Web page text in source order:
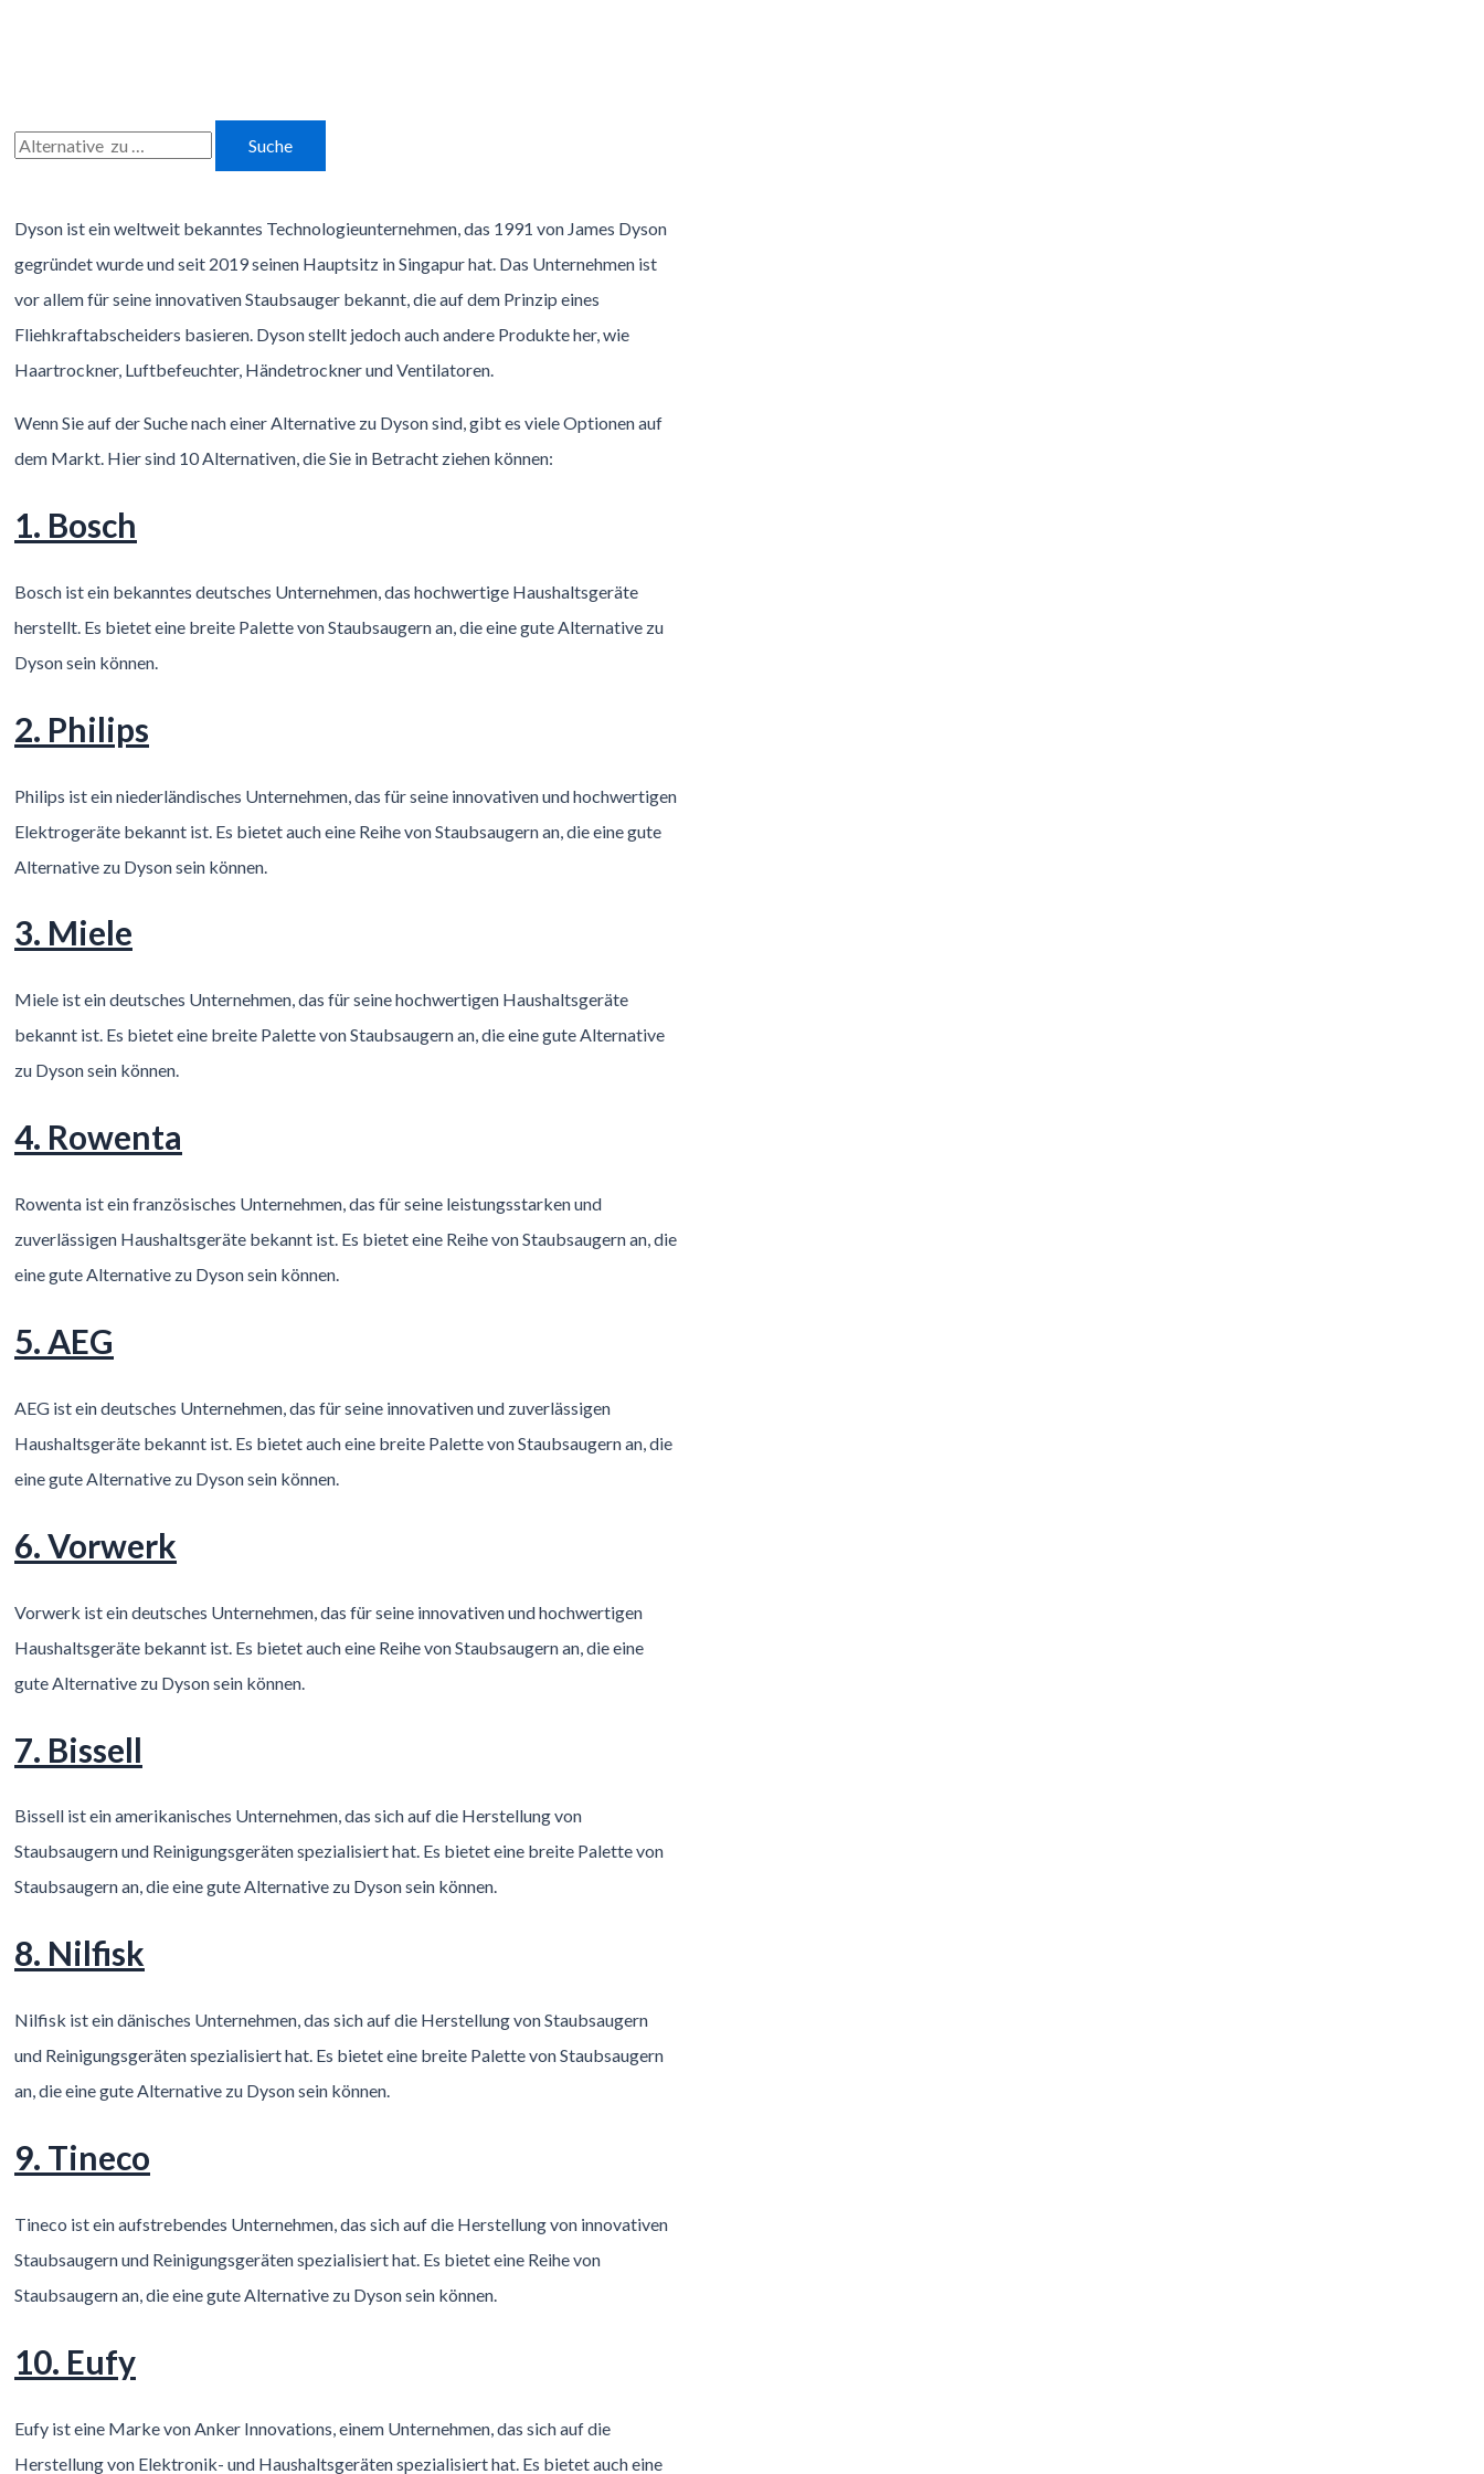
Suchen
Dyson ist ein weltweit bekanntes Technologieunternehmen, das 1991 von James Dyson
gegründet wurde und seit 2019 seinen Hauptsitz in Singapur hat. Das Unternehmen ist
vor allem für seine innovativen Staubsauger bekannt, die auf dem Prinzip eines
Fliehkraftabscheiders basieren. Dyson stellt jedoch auch andere Produkte her, wie
Haartrockner, Luftbefeuchter, Händetrockner und Ventilatoren.
Wenn Sie auf der Suche nach einer Alternative zu Dyson sind, gibt es viele Optionen auf
dem Markt. Hier sind 10 Alternativen, die Sie in Betracht ziehen können:
1. Bosch
Bosch ist ein bekanntes deutsches Unternehmen, das hochwertige Haushaltsgeräte
herstellt. Es bietet eine breite Palette von Staubsaugern an, die eine gute Alternative zu
Dyson sein können.
2. Philips
Philips ist ein niederländisches Unternehmen, das für seine innovativen und hochwertigen
Elektrogeräte bekannt ist. Es bietet auch eine Reihe von Staubsaugern an, die eine gute
Alternative zu Dyson sein können.
3. Miele
Miele ist ein deutsches Unternehmen, das für seine hochwertigen Haushaltsgeräte
bekannt ist. Es bietet eine breite Palette von Staubsaugern an, die eine gute Alternative
zu Dyson sein können.
4. Rowenta
Rowenta ist ein französisches Unternehmen, das für seine leistungsstarken und
zuverlässigen Haushaltsgeräte bekannt ist. Es bietet eine Reihe von Staubsaugern an, die
eine gute Alternative zu Dyson sein können.
5. AEG
AEG ist ein deutsches Unternehmen, das für seine innovativen und zuverlässigen
Haushaltsgeräte bekannt ist. Es bietet auch eine breite Palette von Staubsaugern an, die
eine gute Alternative zu Dyson sein können.
6. Vorwerk
Vorwerk ist ein deutsches Unternehmen, das für seine innovativen und hochwertigen
Haushaltsgeräte bekannt ist. Es bietet auch eine Reihe von Staubsaugern an, die eine
gute Alternative zu Dyson sein können.
7. Bissell
Bissell ist ein amerikanisches Unternehmen, das sich auf die Herstellung von
Staubsaugern und Reinigungsgeräten spezialisiert hat. Es bietet eine breite Palette von
Staubsaugern an, die eine gute Alternative zu Dyson sein können.
8. Nilfisk
Nilfisk ist ein dänisches Unternehmen, das sich auf die Herstellung von Staubsaugern
und Reinigungsgeräten spezialisiert hat. Es bietet eine breite Palette von Staubsaugern
an, die eine gute Alternative zu Dyson sein können.
9. Tineco
Tineco ist ein aufstrebendes Unternehmen, das sich auf die Herstellung von innovativen
Staubsaugern und Reinigungsgeräten spezialisiert hat. Es bietet eine Reihe von
Staubsaugern an, die eine gute Alternative zu Dyson sein können.
10. Eufy
Eufy ist eine Marke von Anker Innovations, einem Unternehmen, das sich auf die
Herstellung von Elektronik- und Haushaltsgeräten spezialisiert hat. Es bietet auch eine